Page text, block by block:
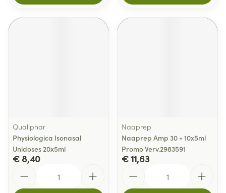
Qualiphar
Physiologica Isonasal
Unidoses 20x5ml
€ 8,40
Naaprep
Naaprep Amp 30 + 10x5ml
Promo Verv.2983591
€ 11,63